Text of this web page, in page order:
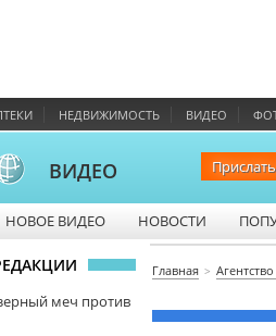
НЕДВИЖИМОСТЬ ВИДЕО
ВИДЕО
НОВОЕ ВИДЕО НОВОСТИ
меч против
Главная